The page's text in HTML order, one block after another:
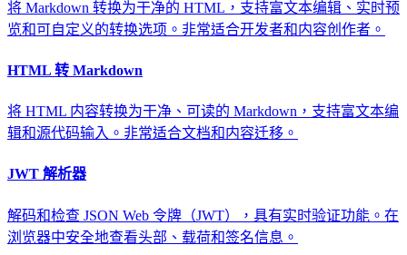
将 Markdown 转换为干净的 HTML，支持富文本编辑、实时预
览和可自定义的转换选项。非常适合开发者和内容创作者。
HTML 转 Markdown
将 HTML 内容转换为干净、可读的 Markdown，支持富文本编
辑和源代码输入。非常适合文档和内容迁移。
JWT 解析器
解码和检查 JSON Web 令牌（JWT），具有实时验证功能。在
浏览器中安全地查看头部、载荷和签名信息。